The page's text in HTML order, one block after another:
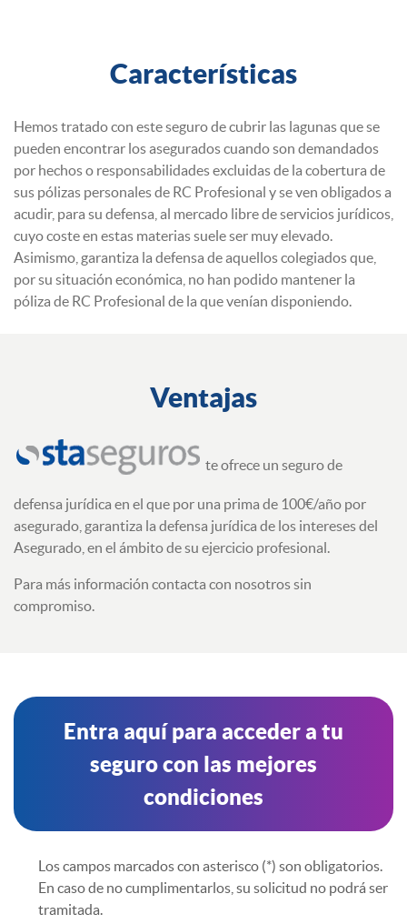
Características
Hemos tratado con este seguro de cubrir las lagunas que se
pueden encontrar los asegurados cuando son demandados
por hechos o responsabilidades excluidas de la cobertura de
sus pólizas personales de RC Profesional y se ven obligados a
acudir, para su defensa, al mercado libre de servicios jurídicos,
cuyo coste en estas materias suele ser muy elevado.
Asimismo, garantiza la defensa de aquellos colegiados que,
por su situación económica, no han podido mantener la
póliza de RC Profesional de la que venían disponiendo.
Ventajas
te ofrece un seguro de
defensa jurídica en el que por una prima de 100€/año por
asegurado, garantiza la defensa jurídica de los intereses del
Asegurado, en el ámbito de su ejercicio profesional.
Para más información contacta con nosotros sin
compromiso.
Entra aquí para acceder a tu
seguro con las mejores
condiciones
Los campos marcados con asterisco (*) son obligatorios.
En caso de no cumplimentarlos, su solicitud no podrá ser
tramitada.